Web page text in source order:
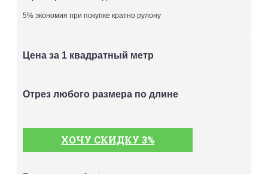
5% экономия при покупке кратно рулону
Цена за 1 квадратный метр
Отрез любого размера по длине
ХОЧУ СКИДКУ 3%